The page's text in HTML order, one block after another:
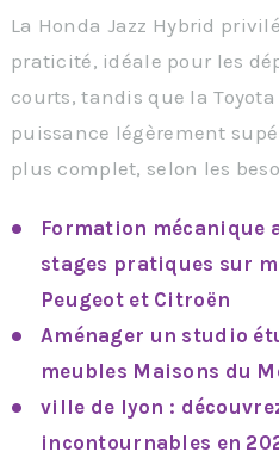
La Honda Jazz Hybrid
praticité, idéale pour les
courts, tandis que la
puissance légèrement
plus complet, selon les
Formation mécanique
stages pratiques sur
Peugeot et Citroën
Aménager un studio
meubles Maisons du
ville de lyon :
incontournables en